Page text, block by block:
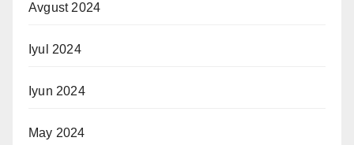
Avgust 2024
Iyul 2024
Iyun 2024
May 2024